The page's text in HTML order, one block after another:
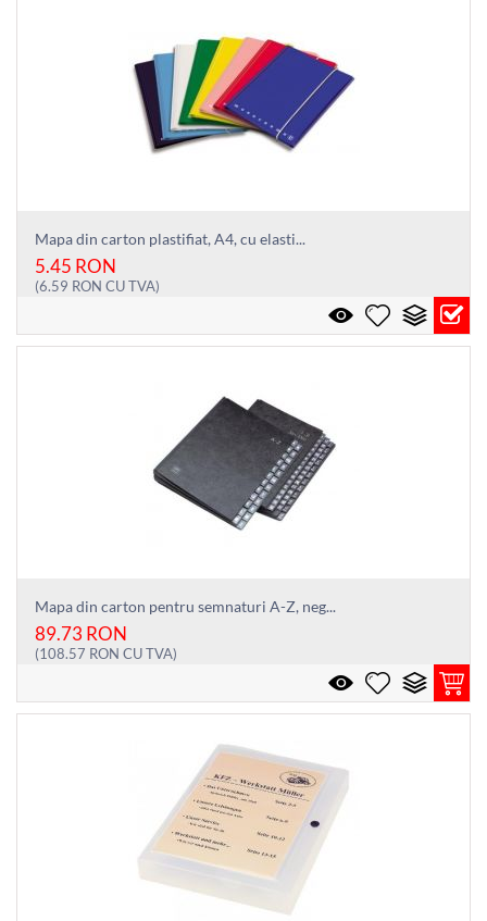
Mapa din carton plastifiat, A4, cu elasti...
5.45 RON
(6.59 RON CU TVA)
Mapa din carton pentru semnaturi A-Z, neg...
89.73 RON
(108.57 RON CU TVA)